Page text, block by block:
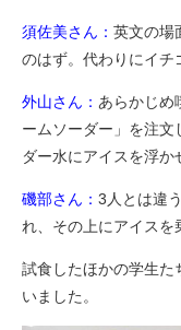
須佐美さん： 英文の場
のはず。代わりにイチ
外山さん： あらかじめ
ームソーダー」を注文
ダー水にアイスを浮か
磯部さん： 3人とは違
れ、その上にアイスを
試食したほかの学生た
いました。